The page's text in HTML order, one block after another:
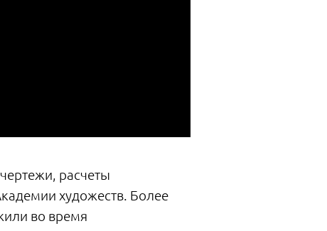
расчеты
художеств. Более
во время